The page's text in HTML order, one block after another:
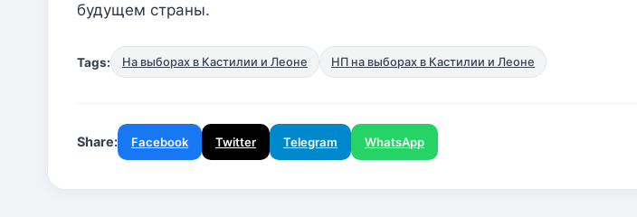
будущем страны.
Tags: На выборах в Кастилии и Леоне НП на выборах в Кастилии и Леоне
Share: Facebook Twitter Telegram WhatsApp